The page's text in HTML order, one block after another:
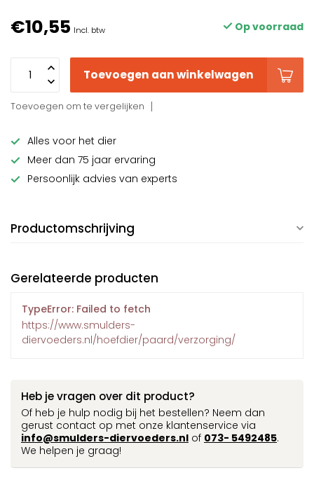
€10,55 Incl. btw Op voorraad
Toevoegen aan winkelwagen
Toevoegen om te vergelijken
Alles voor het dier
Meer dan 75 jaar ervaring
Persoonlijk advies van experts
Productomschrijving
Gerelateerde producten
TypeError: Failed to fetch
https://www.smulders-
diervoeders.nl/hoefdier/paard/verzorging/
Heb je vragen over dit product?
Of heb je hulp nodig bij het bestellen? Neem dan
gerust contact op met onze klantenservice via
info@smulders-diervoeders.nl of 073- 5492485.
We helpen je graag!